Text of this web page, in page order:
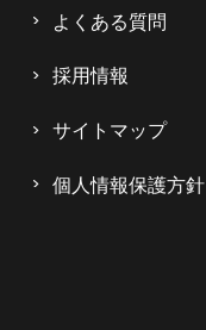
よくある質問
採用情報
サイトマップ
個人情報保護方針